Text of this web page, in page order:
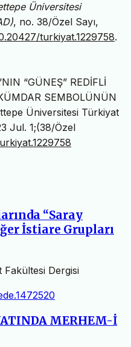
Üniversitesi
, no. 38/Özel Sayı,
turkiyat.1229758.
“GÜNEŞ” REDİFLİ
SEMBOLÜNÜN
Üniversitesi Türkiyat
Jul. 1;(38/Özel
“Saray
İstiare Grupları
Fakültesi Dergisi
MERHEM-İ